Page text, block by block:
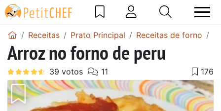
Receitas Prato Principal Receitas de forno
Arroz no forno de peru